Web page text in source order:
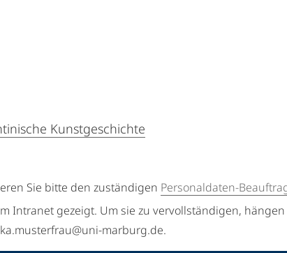
Kunstgeschichte
Sie bitte den zuständigen Personaldaten-
Intranet gezeigt. Um sie zu vervollständigen, hängen
marburg.de.